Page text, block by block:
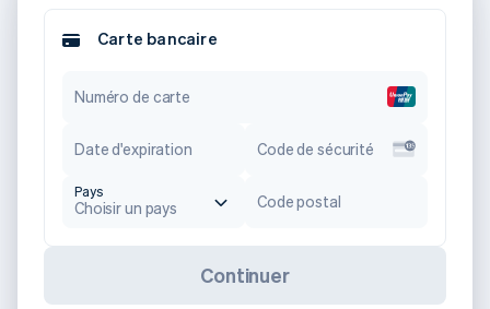
Carte bancaire
Numéro de carte
Date d'expiration Code de sécurité
Pays
Choisir un pays Code postal
Continuer